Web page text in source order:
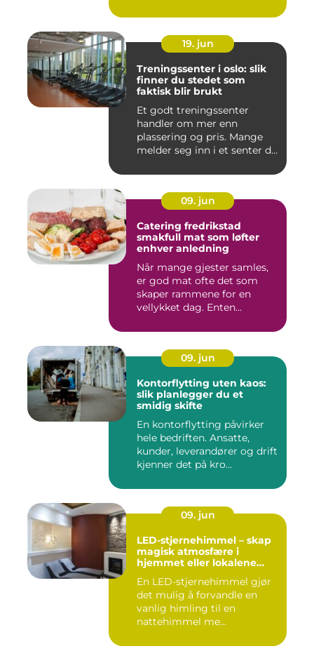
19. jun
Treningssenter i oslo: slik
finner du stedet som
faktisk blir brukt
Et godt treningssenter
handler om mer enn
plassering og pris. Mange
melder seg inn i et senter de
09. jun
Catering fredrikstad
smakfull mat som løfter
enhver anledning
Når mange gjester samles,
er god mat ofte det som
skaper rammene for en
vellykket dag. Enten
09. jun
Kontorflytting uten kaos:
slik planlegger du et
smidig skifte
En kontorflytting påvirker
hele bedriften. Ansatte,
kunder, leverandører og drift
kjenner det på kro...
09. jun
LED-stjernehimmel – skap
magisk atmosfære i
hjemmet eller lokalene
En LED-stjernehimmel gjør
det mulig å forvandle en
vanlig himling til en
nattehimmel me...